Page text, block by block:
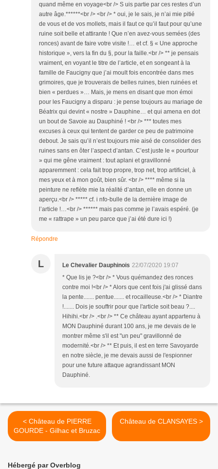
quand même en voyage<br /> S uis partie par ces restes d’un
autre âge.******<br /> <br /> * oui, je le sais, je n’ai mie pitié
de vous et de vos mollets, mais il faut ce qu’il faut pour qu’une
ruine soit belle et attirante ! Que n’en avez-vous semées (des
ronces) avant de faire votre visite !… et cf. § « Une approche
historique », vers la fin du §, pour la faille.<br /> ** je pensais
vraiment, en voyant le titre de l’article, et en songeant à la
famille de Faucigny que j’ai moult fois encontrée dans mes
grimoires, que je trouverais de belles ruines, bien ruinées et
bien « perdues »… Mais, je mens en disant que mon émoi
pour les Faucigny a disparu : je pense toujours au mariage de
Béatrix qui devint « nostre » Dauphine… et qui amena en dot
un bout de Savoie au Dauphiné ! <br /> *** toutes mes
excuses à ceux qui tentent de garder ce peu de patrimoine
debout. Je sais qu’il n’est toujours mie aisé de consolider des
ruines sans en ôter l’aspect d’antan. C’est juste le « pourtour
» qui me gêne vraiment : tout aplani et gravillonné
apparemment : cela fait trop propre, trop net, trop artificiel, à
mes yeux et à mon goût, bien sûr. <br /> **** même si la
peinture ne reflète mie la réalité d’antan, elle en donne un
aperçu.<br /> ***** cf. i nfo-bulle de la dernière image de
l’article !…<br /> ****** mais pas comme je l’avais espéré. (je
me « rattrape » un peu parce que j’ai été dure ici !)
Répondre
L Le Chevalier Dauphinois 22/07/2020 19:07
* Que lis je ?<br /> * Vous quémandez des ronces
contre moi !<br /> * Alors que cent fois j'ai glissé dans
la pente....... pentue....... et rocailleuse.<br /> * Diantre
!....... Dois je souffrir pour que l'article soit beau ?....
Hihihi.<br /> .<br /> ** Ce château ayant appartenu à
MON Dauphiné durant 100 ans, je me devais de le
montrer même s'il est "un peu" gravillonné de
modernité.<br /> ** Et puis, il est en terre Savoyarde
en notre siècle, je me devais aussi de l'espionner
pour une future attaque agrandissant MON
Dauphiné.
< Château de PIERRE
GOURDE - Gilhac et Bruzac
Château de CLANSAYES >
Hébergé par Overblog